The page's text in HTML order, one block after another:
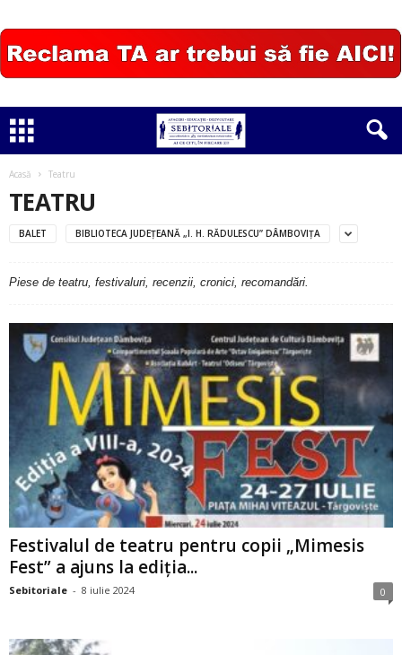
Acasă Teatru
TEATRU
BALET BIBLIOTECA JUDEŢEANĂ „I. H. RĂDULESCU” DÂMBOVIŢA
Piese de teatru, festivaluri, recenzii, cronici, recomandări.
Festivalul de teatru pentru copii „Mimesis
Fest” a ajuns la ediția...
Sebitoriale - 8 iulie 2024 0